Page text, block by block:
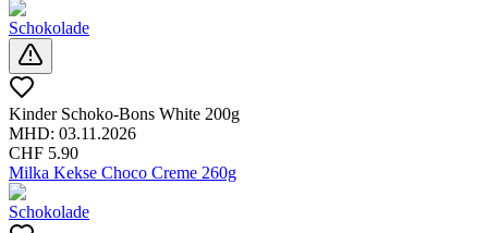
Schokolade
Kinder Schoko-Bons White 200g
MHD: 03.11.2026
CHF 5.90
Milka Kekse Choco Creme 260g
Schokolade